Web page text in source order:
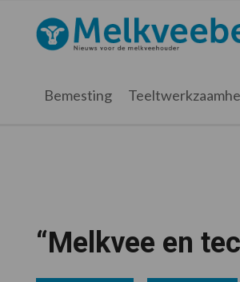
hoofdnavigatie
hoofd
eerste
voettekst
Melkveebedrijf.nl
Bemesting
“Melkvee en